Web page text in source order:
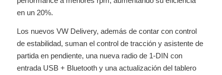
en un 20%.
Los nuevos VW Delivery, además de contar con control
de estabilidad, suman el control de tracción y asistente de
partida en pendiente, una nueva radio de 1-DIN con
entrada USB + Bluetooth y una actualización del tablero